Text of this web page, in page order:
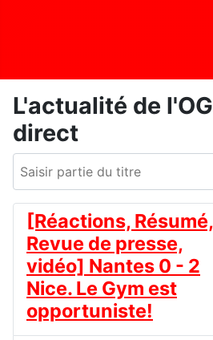
L'actualité de
direct
[Réactions, Résumé,
Revue de presse,
vidéo] Nantes 0 - 2
Nice. Le Gym est
opportuniste!